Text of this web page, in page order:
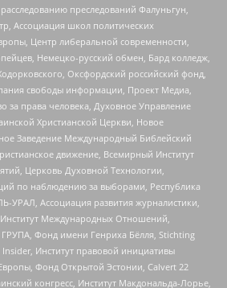
преследований Фалуньгун,
Ассоциация школ политических
Центр либеральной современности,
Немецко-русский обмен, Бард колледж,
Оксфордский российский фонд,
свободы информации, Проект Медиа,
за права человека, Духовное Управление
Христианской Церкви, Новое
Заведение Международный Библейский
движение, Всемирный Институт
Церковь Духовной Технологии,
по наблюдению за выборами, Республика
Ассоциация развития журналистики,
Международных Отношений,
Фонд имени Генриха Бёлля, Stichting
Институт правовой инициативы
Фонд Открытой Эстонии, Calvert 22
конгресс, Институт Макдональда-Лорье,